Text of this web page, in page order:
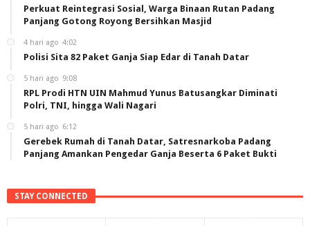
Perkuat Reintegrasi Sosial, Warga Binaan Rutan Padang
Panjang Gotong Royong Bersihkan Masjid
4 hari ago 4:02
Polisi Sita 82 Paket Ganja Siap Edar di Tanah Datar
5 hari ago 9:08
RPL Prodi HTN UIN Mahmud Yunus Batusangkar Diminati
Polri, TNI, hingga Wali Nagari
5 hari ago 6:12
Gerebek Rumah di Tanah Datar, Satresnarkoba Padang
Panjang Amankan Pengedar Ganja Beserta 6 Paket Bukti
STAY CONNECTED